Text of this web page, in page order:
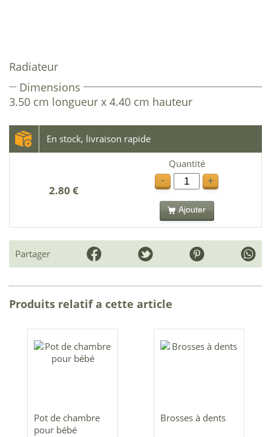
Radiateur
Dimensions
3.50 cm longueur x 4.40 cm hauteur
En stock, livraison rapide
2.80 €
Quantité
-
+
Ajouter
Partager
Produits relatif a cette article
Pot de chambre
pour bébé
Brosses à dents